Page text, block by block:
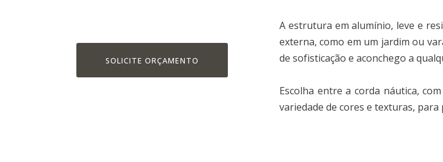
SOLICITE ORÇAMENTO
A estrutura em alumínio, leve e
externa, como em um jardim ou
de sofisticação e aconchego a
Escolha entre a corda náutica,
variedade de cores e texturas,